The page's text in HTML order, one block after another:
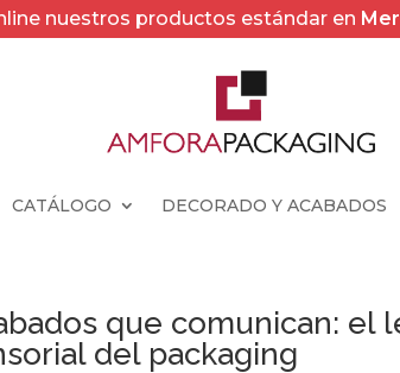
nuestros productos estándar en
CATÁLOGO DECORADO Y ACABADOS
que comunican: el
del packaging